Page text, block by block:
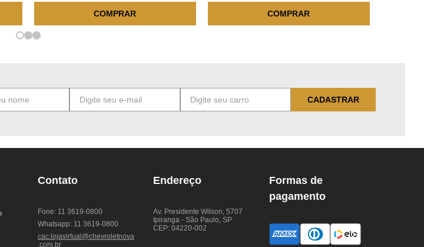
COMPRAR COMPRAR
CADASTRAR
Contato
Fone: 11 3619-0800
Whatsapp: 11 3619-0800
cac.lojavirtual@chevroletnova
.com.br
Endereço
Av. Presidente Wilson, 5707
Ipiranga - São Paulo, SP
CEP: 04220-002
Formas de
pagamento